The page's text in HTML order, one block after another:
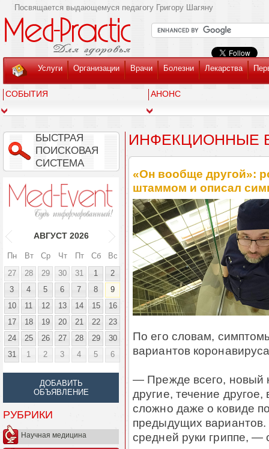
Посвящается выдающемуся педагогу Григору Шагяну
Услуги Организации Врачи Болезни Лекарства
СОБЫТИЯ АНОНС
БЫСТРАЯ
ПОИСКОВАЯ
СИСТЕМА
АВГУСТ 2026
Пн Вт Ср Чт Пт Сб
Вс
27
28 29 30 31 1
2
3
4 5 6 7 8
9
10
11 12 13 14 15
16
17
18 19 20 21 22
23
24
25 26 27 28 29
30
31
1 2 3 4 5 6
ДОБАВИТЬ
ОБЪЯВЛЕНИЕ
РУБРИКИ
Научная медицина
ИНФЕКЦИОННЫЕ
«Он вообще другой»:
штаммом и описал
По его словам,
вариантов
— Прежде всего, новый
другие, течение
сложно даже о ковиде
предыдущих
средней руки гриппе, —